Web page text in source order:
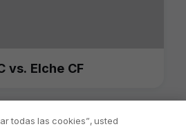
vs. Elche CF
todas las cookies”, usted